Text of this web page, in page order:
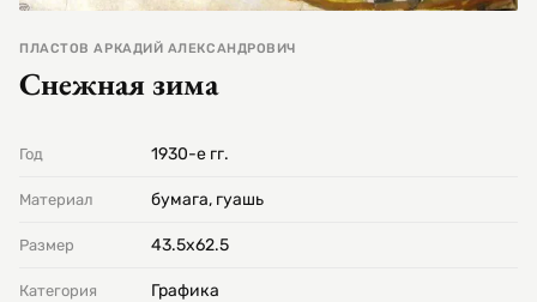
ПЛАСТОВ АРКАДИЙ АЛЕКСАНДРОВИЧ
Снежная зима
Год 1930-е гг.
Материал бумага, гуашь
Размер 43.5х62.5
Категория Графика